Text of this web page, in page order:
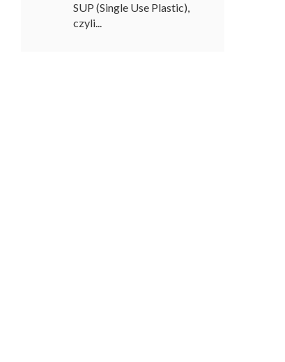
SUP (Single Use Plastic),
czyli...